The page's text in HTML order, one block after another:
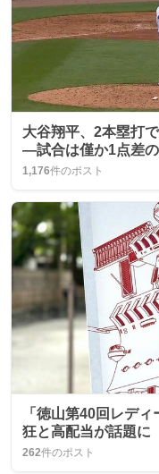
大谷翔平、2本塁打
―試合は僅か1点差
1,176件のポスト
「徳山第40回レデ
狂と高配当が話題に
262件のポスト